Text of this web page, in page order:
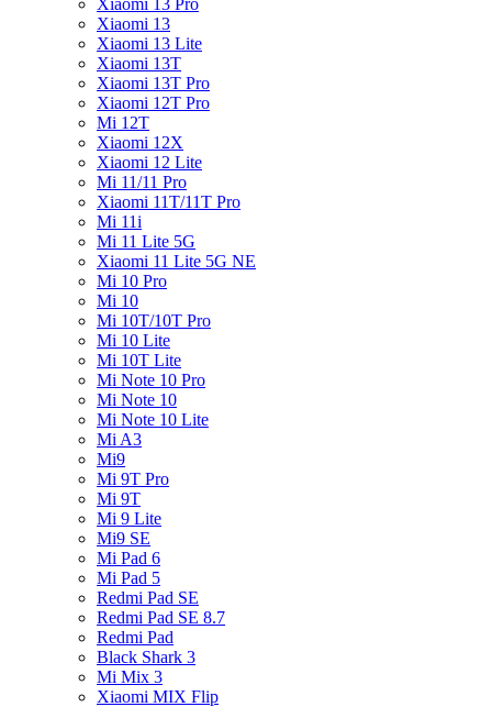
Xiaomi 13 Pro
Xiaomi 13
Xiaomi 13 Lite
Xiaomi 13T
Xiaomi 13T Pro
Xiaomi 12T Pro
Mi 12T
Xiaomi 12X
Xiaomi 12 Lite
Mi 11/11 Pro
Xiaomi 11T/11T Pro
Mi 11i
Mi 11 Lite 5G
Xiaomi 11 Lite 5G NE
Mi 10 Pro
Mi 10
Mi 10T/10T Pro
Mi 10 Lite
Mi 10T Lite
Mi Note 10 Pro
Mi Note 10
Mi Note 10 Lite
Mi A3
Mi9
Mi 9T Pro
Mi 9T
Mi 9 Lite
Mi9 SE
Mi Pad 6
Mi Pad 5
Redmi Pad SE
Redmi Pad SE 8.7
Redmi Pad
Black Shark 3
Mi Mix 3
Xiaomi MIX Flip